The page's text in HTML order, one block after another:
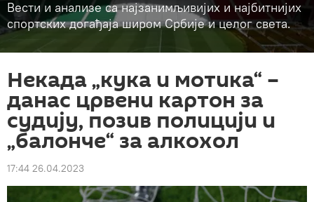
Вести и анализе са најзанимљивијих и најбитнијих
спортских догађаја широм Србије и целог света.
Некада „кука и мотика“ –
данас црвени картон за
судију, позив полицији и
„балонче“ за алкохол
17:44 26.04.2023